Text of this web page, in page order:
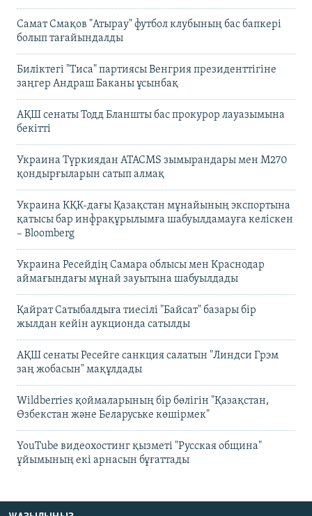
Самат Смақов "Атырау" футбол клубының бас бапкері
болып тағайындалды
Биліктегі "Тиса" партиясы Венгрия президенттігіне
заңгер Андраш Баканы ұсынбақ
АҚШ сенаты Тодд Бланшты бас прокурор лауазымына
бекітті
Украина Түркиядан ATACMS зымырандары мен M270
қондырғыларын сатып алмақ
Украина КҚК-дағы Қазақстан мұнайының экспортына
қатысы бар инфрақұрылымға шабуылдамауға келіскен
– Bloomberg
Украина Ресейдің Самара облысы мен Краснодар
аймағындағы мұнай зауытына шабуылдады
Қайрат Сатыбалдыға тиесілі "Байсат" базары бір
жылдан кейін аукционда сатылды
АҚШ сенаты Ресейге санкция салатын "Линдси Грэм
заң жобасын" мақұлдады
Wildberries қоймаларының бір бөлігін "Қазақстан,
Өзбекстан және Беларуське көшірмек"
YouTube видеохостинг қызметі "Русская община"
ұйымының екі арнасын бұғаттады